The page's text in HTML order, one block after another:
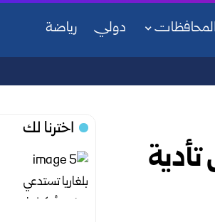
المحافظات دولي رياضة
تأدية
اخترنا لك